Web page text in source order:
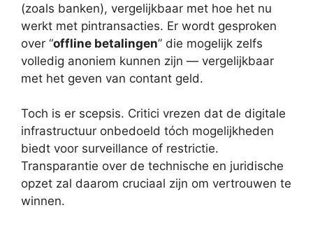
(zoals banken), vergelijkbaar met hoe het nu
werkt met pintransacties. Er wordt gesproken
over “offline betalingen” die mogelijk zelfs
volledig anoniem kunnen zijn — vergelijkbaar
met het geven van contant geld.
Toch is er scepsis. Critici vrezen dat de digitale
infrastructuur onbedoeld tóch mogelijkheden
biedt voor surveillance of restrictie.
Transparantie over de technische en juridische
opzet zal daarom cruciaal zijn om vertrouwen te
winnen.